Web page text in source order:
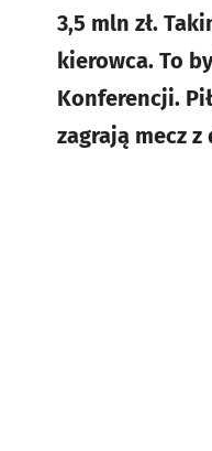
3,5 mln zł.
kierowca. To
Konferencji.
zagrają mecz z